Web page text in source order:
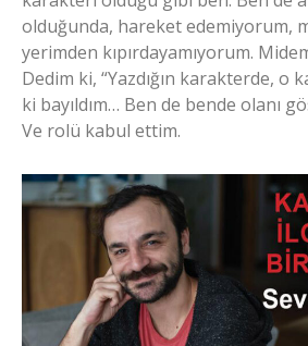
olduğunda, hareket edemiyorum,
yerimden kıpırdayamıyorum.
Dedim ki, “Yazdığın karakterde, o
ki bayıldım… Ben de bende olanı
Ve rolü kabul ettim.